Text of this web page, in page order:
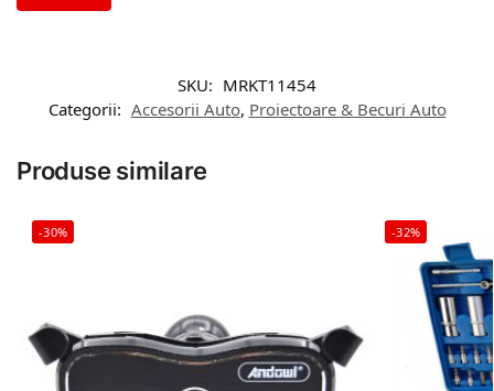
SKU: MRKT11454
Categorii: Accesorii Auto, Proiectoare & Becuri Auto
Produse similare
-30% -32%